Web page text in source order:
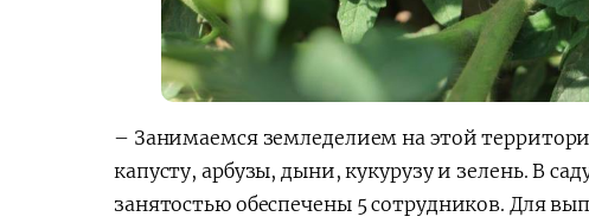
– Занимаемся земледелием на этой
капусту, арбузы, дыни, кукурузу и зелень. В
занятостью обеспечены 5 сотрудников. Для